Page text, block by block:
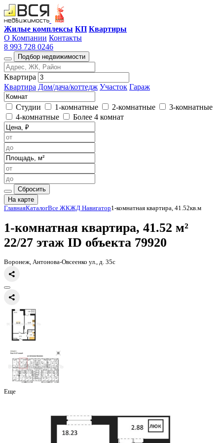
Жилые комплексы КП Квартиры
О Компании Контакты
8 993 728 0246
Подбор недвижимости
Квартира
Квартира Дом/дача/коттедж Участок Гараж
Студии 1-комнатные 2-комнатные
3-комнатные
4-комнатные
Более 4 комнат
Сбросить
На карте
Главная КаталогВсе ЖК ЖД Навигатор
1-комнатная квартира, 41.52
22/27 этаж
Воронеж, Антонова-Овсеенко ул., д. 35с